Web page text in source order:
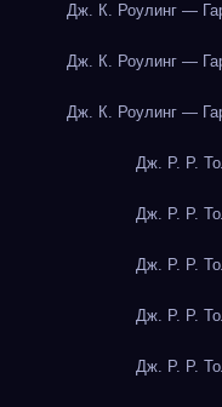
Дж. К. Роулинг —
Дж. К. Роулинг —
Дж. К. Роулинг —
Дж. Р. Р.
Дж. Р. Р.
Дж. Р. Р.
Дж. Р. Р.
Дж. Р. Р.